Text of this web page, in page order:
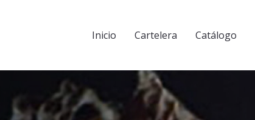
Inicio Cartelera Catálogo